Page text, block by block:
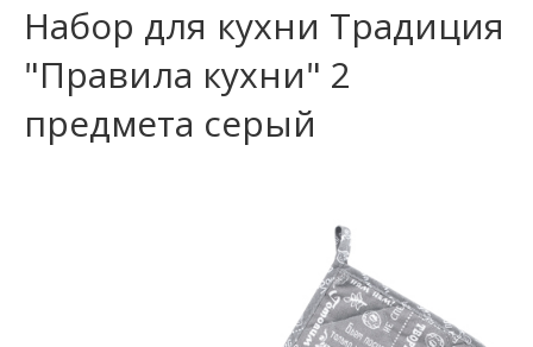
Набор для кухни Традиция
"Правила кухни" 2
предмета серый